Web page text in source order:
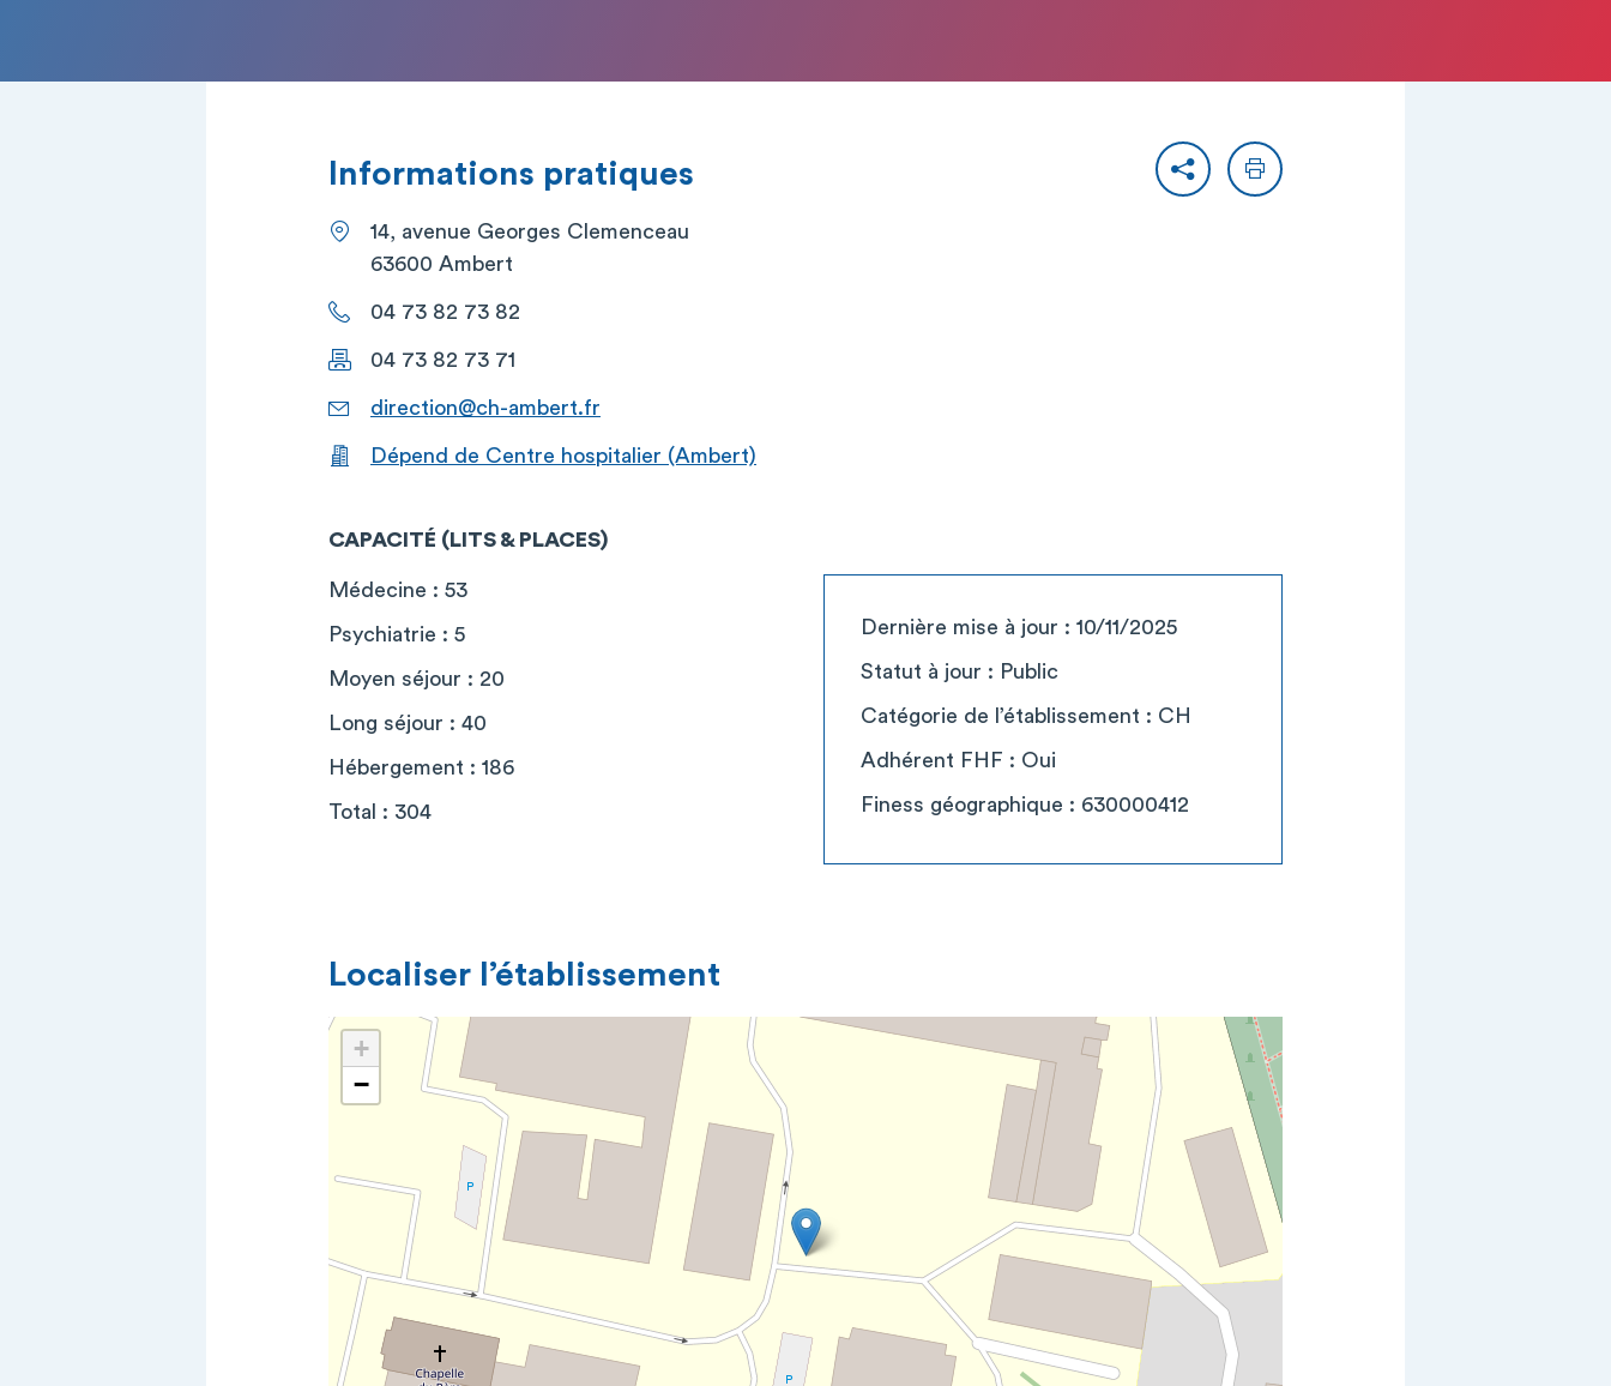
PartagerImprimer
Informations pratiques
14, avenue Georges Clemenceau
63600 Ambert
04 73 82 73 82
04 73 82 73 71
direction@ch-ambert.fr
Dépend de Centre hospitalier (Ambert)
CAPACITÉ (LITS & PLACES)
Médecine : 53
Psychiatrie : 5
Moyen séjour : 20
Long séjour : 40
Hébergement : 186
Total : 304
Dernière mise à jour : 10/11/2025
Statut à jour : Public
Catégorie de l’établissement : CH
Adhérent FHF : Oui
Finess géographique : 630000412
Localiser l’établissement
+
−